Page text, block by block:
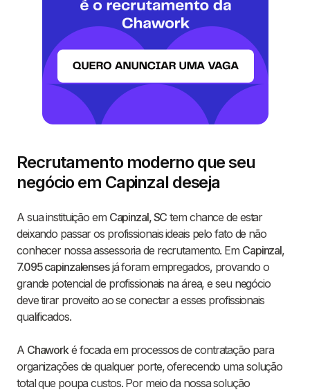
Recrutamento moderno que seu
negócio em Capinzal deseja
A sua instituição em Capinzal, SC tem chance de estar
deixando passar os profissionais ideais pelo fato de não
conhecer nossa assessoria de recrutamento. Em Capinzal,
7.095 capinzalensesjá foram empregados, provando o
grande potencial de profissionais na área, e seu negócio
deve tirar proveito ao se conectar a esses profissionais
qualificados.
A Chaworké focada em processos de contratação para
organizações de qualquer porte, oferecendo uma solução
total que poupa custos. Por meio da nossa solução